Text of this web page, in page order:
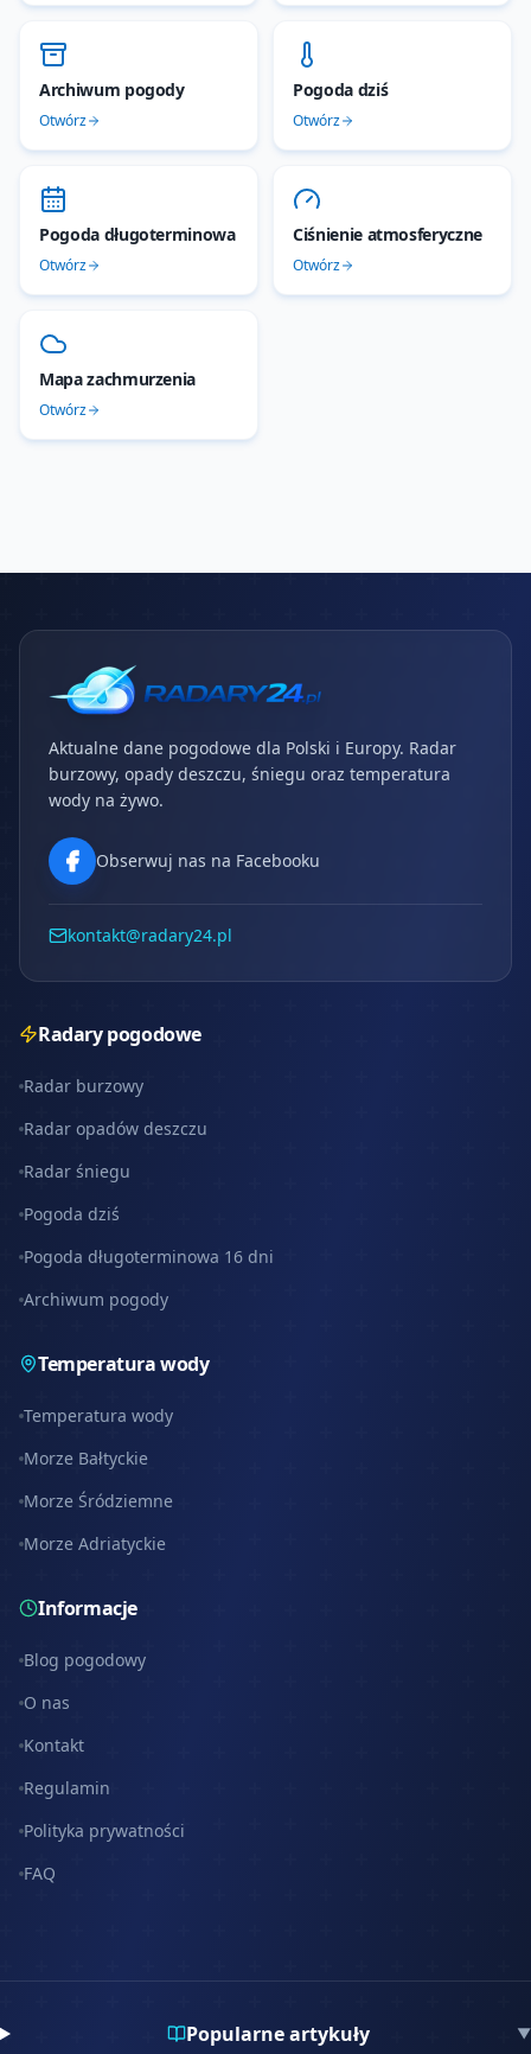
Archiwum pogody
Otwórz
Pogoda dziś
Otwórz
Pogoda długoterminowa
Otwórz
Ciśnienie atmosferyczne
Otwórz
Mapa zachmurzenia
Otwórz
Aktualne dane pogodowe dla Polski i Europy. Radar
burzowy, opady deszczu, śniegu oraz temperatura
wody na żywo.
Obserwuj nas na Facebooku
kontakt@radary24.pl
Radary pogodowe
Radar burzowy
Radar opadów deszczu
Radar śniegu
Pogoda dziś
Pogoda długoterminowa 16 dni
Archiwum pogody
Temperatura wody
Temperatura wody
Morze Bałtyckie
Morze Śródziemne
Morze Adriatyckie
Informacje
Blog pogodowy
O nas
Kontakt
Regulamin
Polityka prywatności
FAQ
Popularne artykuły ▼